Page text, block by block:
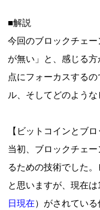
■解説
今回のブロックチェ
が無い」と、感じる
点にフォーカスする
ル、そしてどのよう
【ビットコインとブロ
当初、ブロックチェ
るための技術でした
と思いますが、現在
日現在）がされている